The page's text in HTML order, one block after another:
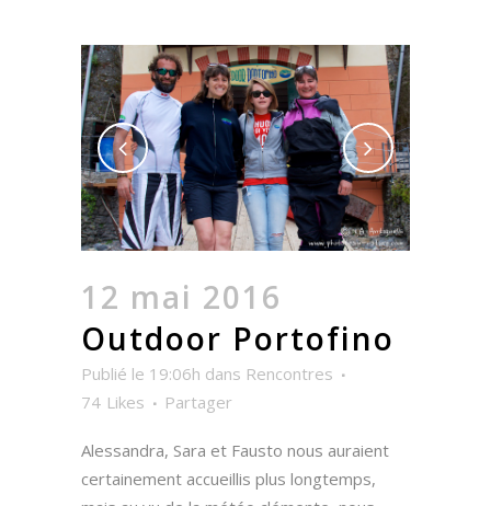
12 mai 2016
Outdoor Portofino
Publié le 19:06h dans Rencontres
74 Likes Partager
Alessandra, Sara et Fausto nous auraient
certainement accueillis plus longtemps,